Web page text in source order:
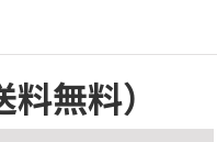
料無料）